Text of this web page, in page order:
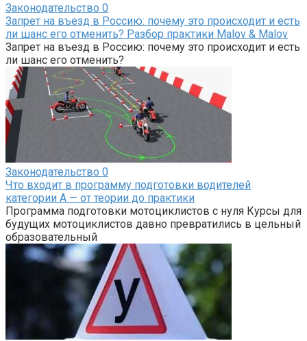
Законодательство 0
Запрет на въезд в Россию: почему это происходит и есть
ли шанс его отменить? Разбор практики Malov & Malov
Запрет на въезд в Россию: почему это происходит и есть
ли шанс его отменить?
Законодательство 0
Что входит в программу подготовки водителей
категории А — от теории до практики
Программа подготовки мотоциклистов с нуля Курсы для
будущих мотоциклистов давно превратились в цельный
образовательный